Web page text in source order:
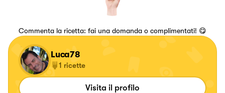
Commenta la ricetta: fai una domanda o complimentati! 😋
Luca78
1 ricette
Visita il profilo